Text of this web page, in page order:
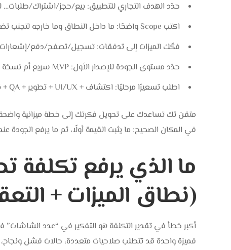
حدّد الهدف التجاري للتطبيق: بيع/حجز/اشتراك/طلبات…
اكتب Scope واضحًا: ما داخل النطاق وما خارجه لتجنب تضخم التكلفة بسبب إضافات غير محسوبة.
فكّك الميزات إلى تدفقات: تسجيل/تصفح/دفع/
حدّد مستوى الجودة للإصدار الأول: MVP سريع أم نسخة كاملة، لأن القرار يغيّر الجهد والوقت جذريًا.
اطلب تسعيرًا مرحليًا: اكتشاف + UI/UX + تطوير + QA + نشر + صيانة، لتتحكم في الصرف خطوة بخطوة.
في المكان الصحيح: ما يثبت القيمة أولًا، ثم ما يرفع الجودة
(نطاق الميزات +
أكبر خطأ في تقدير التكلفة هو التفكير في “عدد الشاشات”
فميزة واحدة قد تتطلب صلاحيات متعددة، حالات فشل